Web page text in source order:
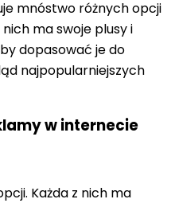
mnóstwo różnych opcji
ma swoje plusy i
dopasować je do
najpopularniejszych
w internecie
Każda z nich ma